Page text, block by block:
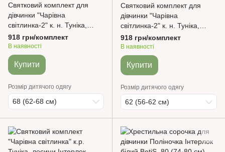
Святковий комплект для
дівчинки "Чарівна
світлинка-2" к. н. Туніка,
трусики Флам кулір Білий/
Пудра BetiS
918 грн/комплект
В наявності
Купити
Розмір дитячого одягу
68 (62-68 см)
Святковий комплект для
дівчинки "Чарівна
світлинка-2" к. н. Туніка,
трусики Флам кулір Білий
BetiS
918 грн/комплект
В наявності
Купити
Розмір дитячого одягу
62 (56-62 см)